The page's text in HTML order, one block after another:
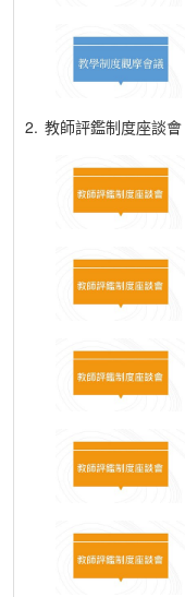
2. 教師評鑑制度座談會